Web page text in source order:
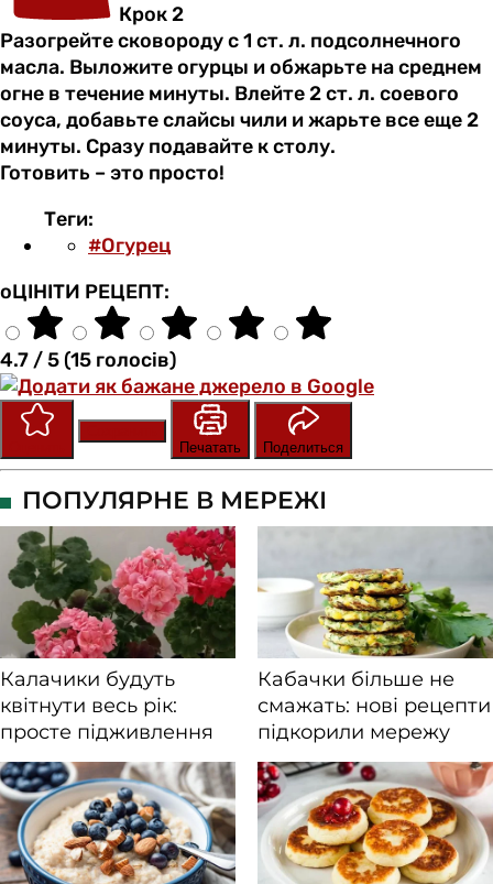
Крок 2
Разогрейте сковороду с 1 ст. л. подсолнечного
масла. Выложите огурцы и обжарьте на среднем
огне в течение минуты. Влейте 2 ст. л. соевого
соуса, добавьте слайсы чили и жарьте все еще 2
минуты. Сразу подавайте к столу.
Готовить – это просто!
Теги:
#Огурец
оЦІНІТИ РЕЦЕПТ:
4.7 / 5 (15 голосів)
Печатать
Поделиться